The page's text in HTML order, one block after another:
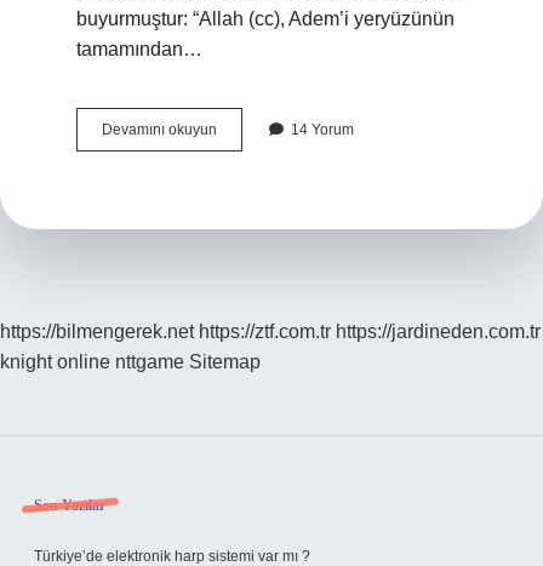
buyurmuştur: “Allah (cc), Adem’i yeryüzünün
tamamından…
Devamını okuyun
Ilk
14 Yorum
https://bilmengerek.net https://ztf.com.tr https://jardineden.com.tr
knight online nttgame Sitemap
Sidebar
Son Yazılar
Türkiye’de elektronik harp sistemi var mı ?